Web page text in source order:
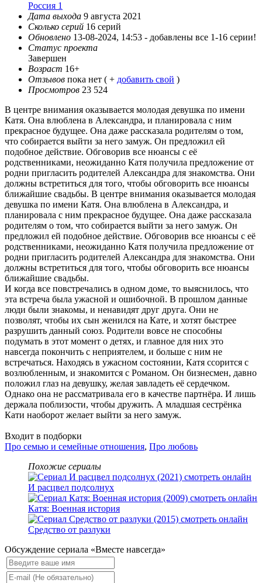
Россия 1
Дата выхода 9 августа 2021
Сколько серий 16 серий
Обновлено 13-08-2024, 14:53 - добавлены все 1-16 серии!
Статус проекта
Завершен
Возраст 16+
Отзывов пока нет ( + добавить свой )
Просмотров 23 524
В центре внимания оказывается молодая девушка по имени
Катя. Она влюблена в Александра, и планировала с ним
прекрасное будущее. Она даже рассказала родителям о том,
что собирается выйти за него замуж. Он предложил ей
подобное действие. Обговорив все нюансы с её
родственниками, неожиданно Катя получила предложение от
родни пригласить родителей Александра для знакомства. Они
должны встретиться для того, чтобы обговорить все нюансы
ближайшие свадьбы. В центре внимания оказывается молодая
девушка по имени Катя. Она влюблена в Александра, и
планировала с ним прекрасное будущее. Она даже рассказала
родителям о том, что собирается выйти за него замуж. Он
предложил ей подобное действие. Обговорив все нюансы с её
родственниками, неожиданно Катя получила предложение от
родни пригласить родителей Александра для знакомства. Они
должны встретиться для того, чтобы обговорить все нюансы
ближайшие свадьбы.
И когда все повстречались в одном доме, то выяснилось, что
эта встреча была ужасной и ошибочной. В прошлом данные
люди были знакомы, и ненавидят друг друга. Они не
позволят, чтобы их сын женился на Кате, и хотят быстрее
разрушить данный союз. Родители вовсе не способны
подумать в этот момент о детях, и главное для них это
навсегда покончить с неприятелем, и больше с ним не
встречаться. Находясь в ужасном состоянии, Катя ссорится с
возлюбленным, и знакомится с Романом. Он бизнесмен, давно
положил глаз на девушку, желая завладеть её сердечком.
Однако она не рассматривала его в качестве партнёра. И лишь
держала поблизости, чтобы дружить. А младшая сестрёнка
Кати наоборот желает выйти за него замуж.
Входит в подборки
Про семью и семейные отношения, Про любовь
Похожие сериалы
И расцвел подсолнух
Катя: Военная история
Средство от разлуки
Обсуждение сериала «Вместе навсегда»